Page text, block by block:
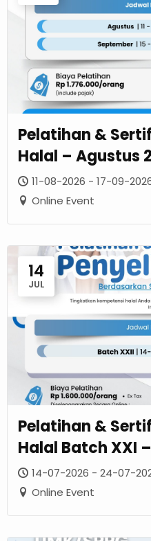
Pelatihan &
Halal – Agustus 2026 | Tingkatkan
Kompetensi Halal
Profesionalisme
11-08-2026 - 17-09-
Online Event
14
JUL
Pelatihan &
Halal Batch XXI –
Tingkatkan
Berstandar
14-07-2026 - 24-07-
Online Event